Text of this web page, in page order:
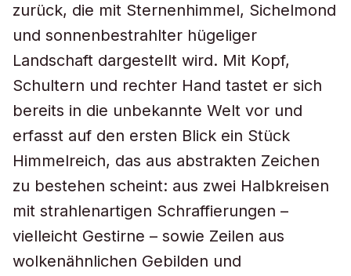
zurück, die mit Sternenhimmel, Sichelmond
und sonnenbestrahlter hügeliger
Landschaft dargestellt wird. Mit Kopf,
Schultern und rechter Hand tastet er sich
bereits in die unbekannte Welt vor und
erfasst auf den ersten Blick ein Stück
Himmelreich, das aus abstrakten Zeichen
zu bestehen scheint: aus zwei Halbkreisen
mit strahlenartigen Schraffierungen –
vielleicht Gestirne – sowie Zeilen aus
wolkenähnlichen Gebilden und